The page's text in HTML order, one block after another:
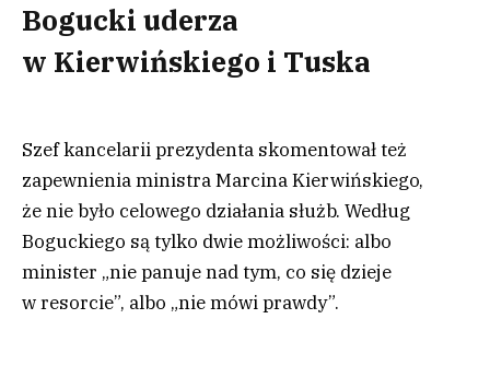
Bogucki uderza
w Kierwińskiego i Tuska
Szef kancelarii prezydenta skomentował też
zapewnienia ministra Marcina Kierwińskiego,
że nie było celowego działania służb. Według
Boguckiego są tylko dwie możliwości: albo
minister „nie panuje nad tym, co się dzieje
w resorcie”, albo „nie mówi prawdy”.